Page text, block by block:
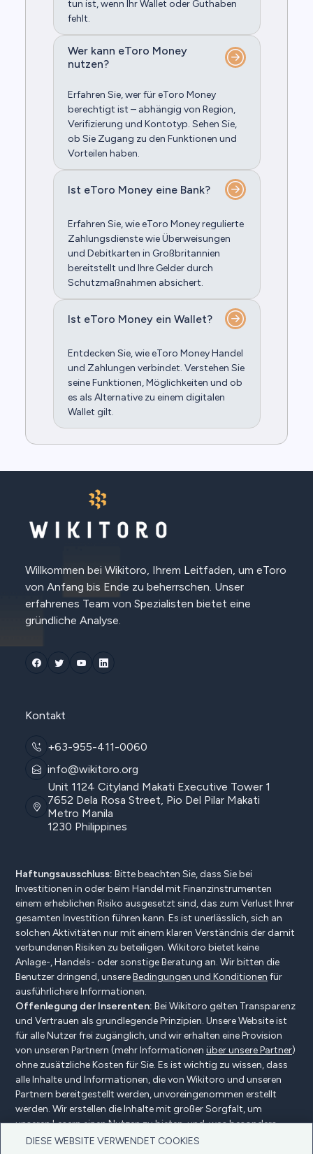
tun ist, wenn Ihr Wallet oder Guthaben
fehlt.
Wer kann eToro Money
nutzen?
Erfahren Sie, wer für eToro Money
berechtigt ist – abhängig von Region,
Verifizierung und Kontotyp. Sehen Sie,
ob Sie Zugang zu den Funktionen und
Vorteilen haben.
Ist eToro Money eine Bank?
Erfahren Sie, wie eToro Money regulierte
Zahlungsdienste wie Überweisungen
und Debitkarten in Großbritannien
bereitstellt und Ihre Gelder durch
Schutzmaßnahmen absichert.
Ist eToro Money ein Wallet?
Entdecken Sie, wie eToro Money Handel
und Zahlungen verbindet. Verstehen Sie
seine Funktionen, Möglichkeiten und ob
es als Alternative zu einem digitalen
Wallet gilt.
DIESE WEBSITE VERWENDET COOKIES
Willkommen bei Wikitoro, Ihrem Leitfaden, um eToro
von Anfang bis Ende zu beherrschen. Unser
erfahrenes Team von Spezialisten bietet eine
gründliche Analyse.
Kontakt
+63-955-411-0060
info@wikitoro.org
Unit 1124 Cityland Makati Executive Tower 1
7652 Dela Rosa Street, Pio Del Pilar Makati
Metro Manila
1230 Philippines
Haftungsausschluss: Bitte beachten Sie, dass Sie bei
Investitionen in oder beim Handel mit Finanzinstrumenten
einem erheblichen Risiko ausgesetzt sind, das zum Verlust Ihrer
gesamten Investition führen kann. Es ist unerlässlich, sich an
solchen Aktivitäten nur mit einem klaren Verständnis der damit
verbundenen Risiken zu beteiligen. Wikitoro bietet keine
Anlage-, Handels- oder sonstige Beratung an. Wir bitten die
Benutzer dringend, unsereBedingungen und Konditionen für
ausführlichere Informationen.
Offenlegung der Inserenten: Bei Wikitoro gelten Transparenz
und Vertrauen als grundlegende Prinzipien. Unsere Website ist
für alle Nutzer frei zugänglich, und wir erhalten eine Provision
von unseren Partnern (mehr Informationen über unsere Partner)
ohne zusätzliche Kosten für Sie. Es ist wichtig zu wissen, dass
alle Inhalte und Informationen, die von Wikitoro und unseren
Partnern bereitgestellt werden, unvoreingenommen erstellt
werden. Wir erstellen die Inhalte mit großer Sorgfalt, um
unseren Lesern einen Nutzen zu bieten, und, was besonders
wichtig ist, sie werden nicht durch Vergütungsvereinbarungen